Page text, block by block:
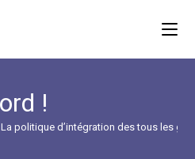
!
La politique d’intégration des tous les